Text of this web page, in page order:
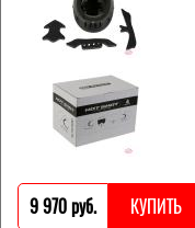
9 970 pуб. КУПИТЬ